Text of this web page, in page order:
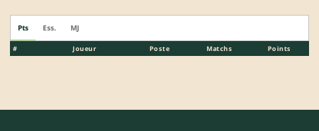
Pts Ess. MJ
# Joueur Poste Matchs Points